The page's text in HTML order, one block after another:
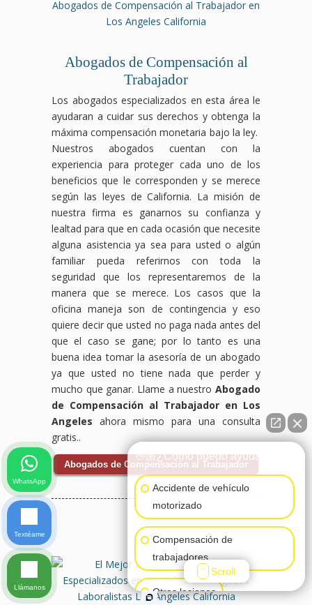
Abogados de Compensación al
Trabajador
Los abogados especializados en esta área le
ayudaran a cuidar sus derechos y obtenga la
máxima compensación monetaria bajo la ley.
Nuestros abogados cuentan con la
experiencia para proteger cada uno de los
beneficios que le corresponden y se merece
según las leyes de California. La misión de
nuestra firma es ganarnos su confianza y
lealtad para que en cada ocasión que necesite
alguna asistencia ya sea para usted o algún
familiar pueda referirnos con toda la
seguridad que los representaremos de la
manera que se merece. Los casos que la
oficina maneja son de contingencia y eso
quiere decir que usted no paga nada antes del
que el caso se gane; por lo tanto es una
buena idea tomar la asesoría de un abogado
ya que usted no tiene nada que perder y
mucho que ganar. Llame a nuestro Abogado
de Compensación al Trabajador en Los
Angeles ahora mismo para una consulta
gratis..
Abogados de Compensación al Trabajador
👋🏼¿Cómo puedo ayudarte?
Accidente de vehículo
motorizado
Compensación de
trabajadores
Otras lesiones
Scroll
WhatsApp
Textéame
Llámanos